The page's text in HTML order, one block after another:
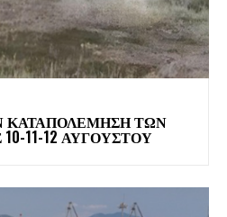
ΚΑΤΑΠΟΛΈΜΗΣΗ ΤΩΝ
11-12 ΑΥΓΟΎΣΤΟΥ